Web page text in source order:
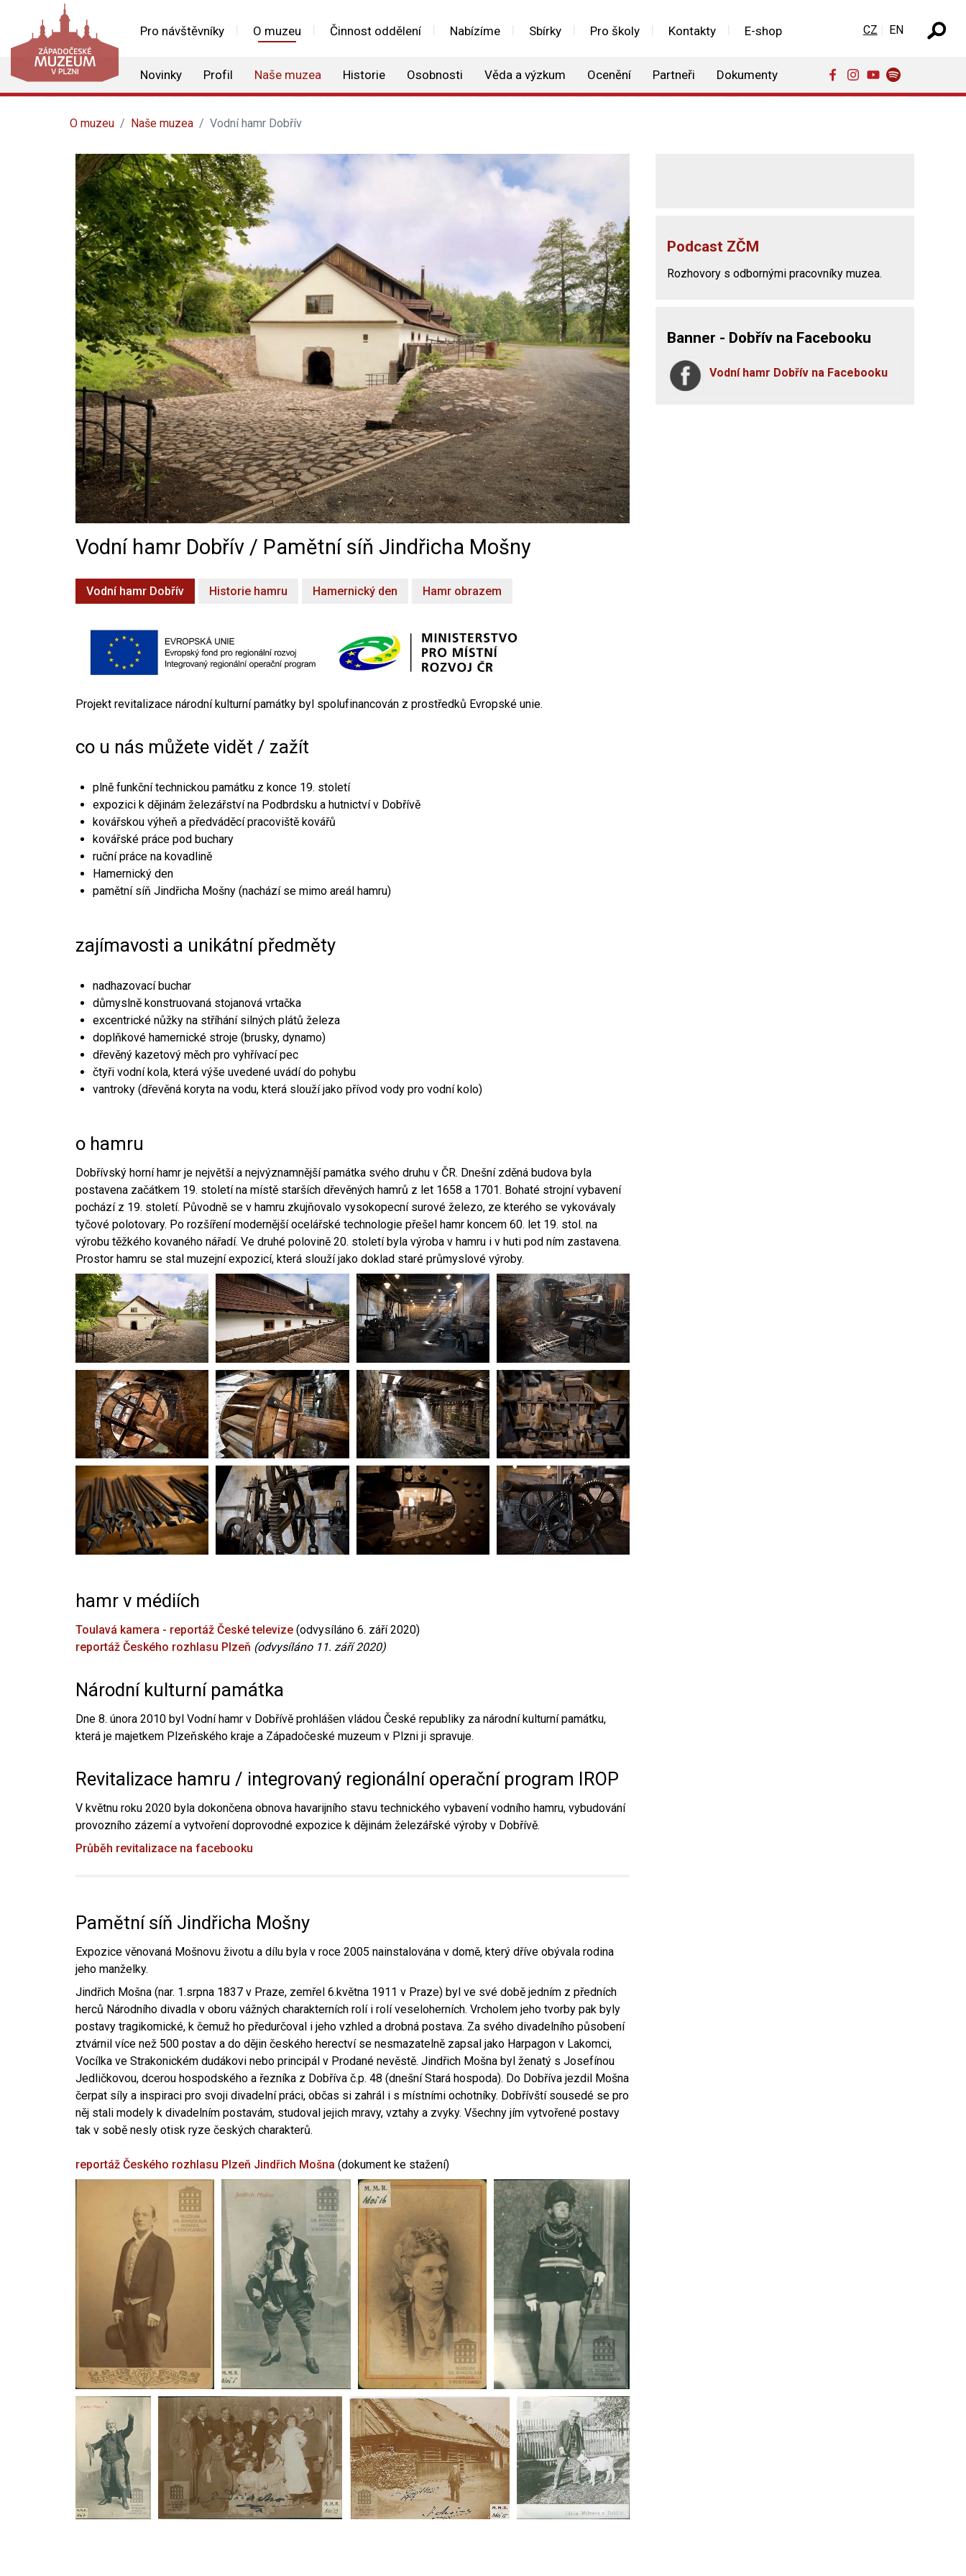
Pro návštěvníky O muzeu Činnost oddělení Nabízíme Sbírky Pro školy Kontakty E-shop
Novinky Profil Naše muzea Historie Osobnosti Věda a výzkum Ocenění Partneři Dokumenty
Zvolte jazyk
CZ EN
O muzeu Naše muzea Vodní hamr Dobřív
Vodní hamr Dobřív / Pamětní síň Jindřicha Mošny
Vodní hamr Dobřív Historie hamru Hamernický den Hamr obrazem
Projekt revitalizace národní kulturní památky byl spolufinancován z prostředků Evropské unie.
co u nás můžete vidět / zažít
plně funkční technickou památku z konce 19. století
expozici k dějinám železářství na Podbrdsku a hutnictví v Dobřívě
kovářskou výheň a předváděcí pracoviště kovářů
kovářské práce pod buchary
ruční práce na kovadlině
Hamernický den
pamětní síň Jindřicha Mošny (nachází se mimo areál hamru)
zajímavosti a unikátní předměty
nadhazovací buchar
důmyslně konstruovaná stojanová vrtačka
excentrické nůžky na stříhání silných plátů železa
doplňkové hamernické stroje (brusky, dynamo)
dřevěný kazetový měch pro vyhřívací pec
čtyři vodní kola, která výše uvedené uvádí do pohybu
vantroky (dřevěná koryta na vodu, která slouží jako přívod vody pro vodní kolo)
o hamru
Dobřívský horní hamr je největší a nejvýznamnější památka svého druhu v ČR. Dnešní zděná budova byla
postavena začátkem 19. století na místě starších dřevěných hamrů z let 1658 a 1701. Bohaté strojní vybavení
pochází z 19. století. Původně se v hamru zkujňovalo vysokopecní surové železo, ze kterého se vykovávaly
tyčové polotovary. Po rozšíření modernější ocelářské technologie přešel hamr koncem 60. let 19. stol. na
výrobu těžkého kovaného nářadí. Ve druhé polovině 20. století byla výroba v hamru i v huti pod ním zastavena.
Prostor hamru se stal muzejní expozicí, která slouží jako doklad staré průmyslové výroby.
hamr v médiích
Toulavá kamera - reportáž České televize (odvysíláno 6. září 2020)
reportáž Českého rozhlasu Plzeň (odvysíláno 11. září 2020)
Národní kulturní památka
Dne 8. února 2010 byl Vodní hamr v Dobřívě prohlášen vládou České republiky za národní kulturní památku,
která je majetkem Plzeňského kraje a Západočeské muzeum v Plzni ji spravuje.
Revitalizace hamru / integrovaný regionální operační program IROP
V květnu roku 2020 byla dokončena obnova havarijního stavu technického vybavení vodního hamru, vybudování
provozního zázemí a vytvoření doprovodné expozice k dějinám železářské výroby v Dobřívě.
Průběh revitalizace na facebooku
Pamětní síň Jindřicha Mošny
Expozice věnovaná Mošnovu životu a dílu byla v roce 2005 nainstalována v domě, který dříve obývala rodina
jeho manželky.
Jindřich Mošna (nar. 1.srpna 1837 v Praze, zemřel 6.května 1911 v Praze) byl ve své době jedním z předních
herců Národního divadla v oboru vážných charakterních rolí i rolí veseloherních. Vrcholem jeho tvorby pak byly
postavy tragikomické, k čemuž ho předurčoval i jeho vzhled a drobná postava. Za svého divadelního působení
ztvárnil více než 500 postav a do dějin českého herectví se nesmazatelně zapsal jako Harpagon v Lakomci,
Vocílka ve Strakonickém dudákovi nebo principál v Prodané nevěstě. Jindřich Mošna byl ženatý s Josefínou
Jedličkovou, dcerou hospodského a řezníka z Dobříva č.p. 48 (dnešní Stará hospoda). Do Dobříva jezdil Mošna
čerpat síly a inspiraci pro svoji divadelní práci, občas si zahrál i s místními ochotníky. Dobřívští sousedé se pro
něj stali modely k divadelním postavám, studoval jejich mravy, vztahy a zvyky. Všechny jím vytvořené postavy
tak v sobě nesly otisk ryze českých charakterů.
reportáž Českého rozhlasu Plzeň Jindřich Mošna (dokument ke stažení)
Podcast ZČM
Rozhovory s odbornými pracovníky muzea.
Banner - Dobřív na Facebooku
Vodní hamr Dobřív na Facebooku